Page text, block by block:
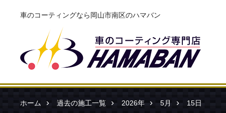
車のコーティングなら岡山市南区のハマバン
ホーム 過去の施工一覧 2026年 5月 15日